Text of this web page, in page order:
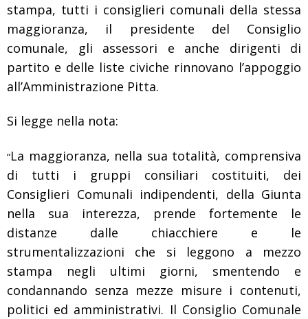
stampa, tutti i consiglieri comunali della stessa
maggioranza, il presidente del Consiglio
comunale, gli assessori e anche dirigenti di
partito e delle liste civiche rinnovano l’appoggio
all’Amministrazione Pitta.
Si legge nella nota:
“La maggioranza, nella sua totalità, comprensiva
di tutti i gruppi consiliari costituiti, dei
Consiglieri Comunali indipendenti, della Giunta
nella sua interezza, prende fortemente le
distanze dalle chiacchiere e le
strumentalizzazioni che si leggono a mezzo
stampa negli ultimi giorni, smentendo e
condannando senza mezze misure i contenuti,
politici ed amministrativi. Il Consiglio Comunale